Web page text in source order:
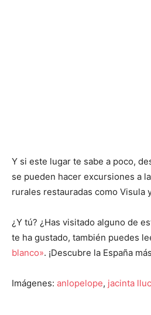
Y si este lugar te sabe a poco,
se pueden hacer excursiones a
rurales restauradas como Visula
¿Y tú? ¿Has visitado alguno de
te ha gustado, también puedes
blanco». ¡Descubre la España
Imágenes: anlopelope, jacinta